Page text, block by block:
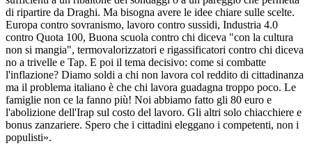
di ripartire da Draghi. Ma bisogna avere le idee chiare sulle scelte.
Europa contro sovranismo, lavoro contro sussidi, Industria 4.0
contro Quota 100, Buona scuola contro chi diceva "con la cultura
non si mangia", termovalorizzatori e rigassificatori contro chi diceva
no a trivelle e Tap. E poi il tema decisivo: come si combatte
l'inflazione? Diamo soldi a chi non lavora col reddito di cittadinanza
ma il problema italiano è che chi lavora guadagna troppo poco. Le
famiglie non ce la fanno più! Noi abbiamo fatto gli 80 euro e
l'abolizione dell'Irap sul costo del lavoro. Gli altri solo chiacchiere e
bonus zanzariere. Spero che i cittadini eleggano i competenti, non i
populisti».